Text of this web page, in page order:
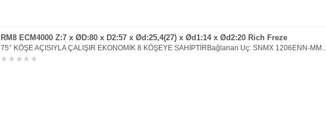
RM8 ECM4000 Z:7 x ØD:80 x D2:57 x Ød:25,4(27) x Ød1:14 x Ød2:20 Rich Freze
75° KÖŞE AÇISIYLA ÇALIŞIR EKONOMİK 8 KÖŞEYE SAHİPTİRBağlanan Uç: SNMX 1206ENN-MM..